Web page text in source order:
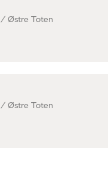
/ Østre Toten
/ Østre Toten